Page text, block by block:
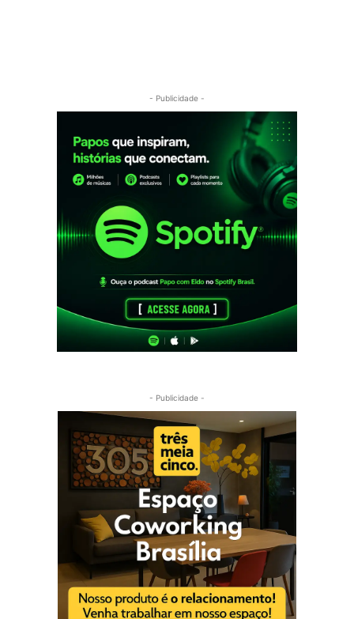
- Publicidade -
- Publicidade -